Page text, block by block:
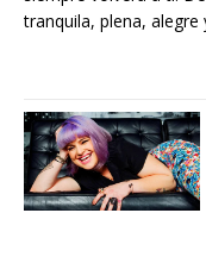
tranquila, plena, alegre